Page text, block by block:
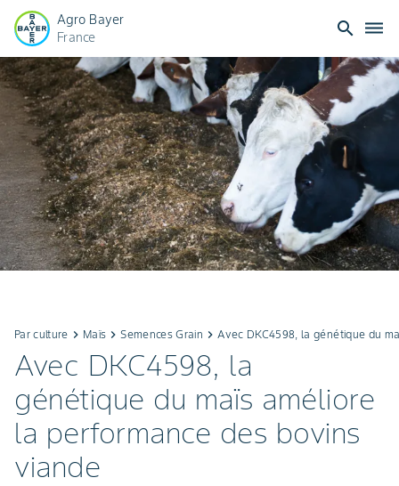
Agro Bayer
France
search dehaze
Par culture keyboard_arrow_right Maïs keyboard_arrow_rightSemences Grain keyboard_arrow_rightAvec DKC4598, la génétique du
Avec DKC4598, la
génétique du maïs améliore
la performance des bovins
viande